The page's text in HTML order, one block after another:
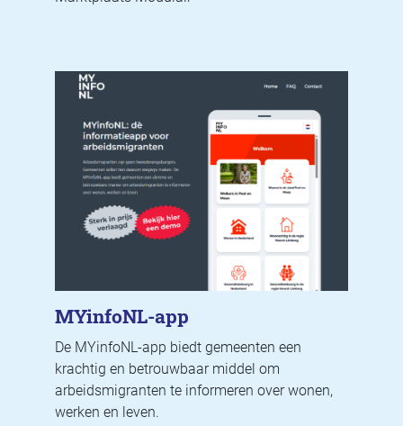
MYinfoNL-app
De MYinfoNL-app biedt gemeenten een
krachtig en betrouwbaar middel om
arbeidsmigranten te informeren over wonen,
werken en leven.